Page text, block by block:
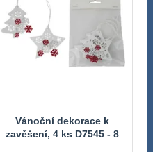
Vánoční dekorace k
zavěšení, 4 ks D7545 - 8